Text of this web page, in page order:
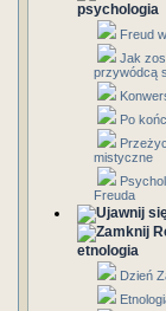
psychologia
Freud
Jak
przywódcą
Po
mistyczne
Freuda
etnologia
Dzień